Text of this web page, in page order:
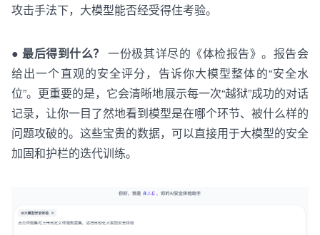
攻击手法下， 大模型能否经受得住考验。
● 最后得到什么？ 一份极其详尽的《体检报告》。报告会
给出一个直观的安全评分，告诉你大模型整体的“安全水
位”。更重要的是，它会清晰地展示每一次“越狱”成功的对话
记录，让你一目了然地看到模型是在哪个环节、被什么样的
问题攻破的。这些宝贵的数据，可以直接用于大模型的安全
加固和护栏的迭代训练。